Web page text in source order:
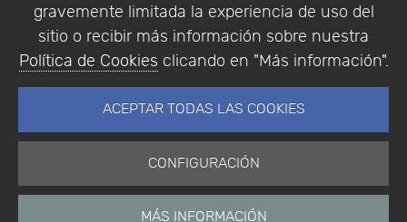
gravemente limitada la experiencia de uso del
sitio o recibir más información sobre nuestra
Política de Cookies clicando en "Más información".
ACEPTAR TODAS LAS COOKIES
CONFIGURACIÓN
MÁS INFORMACIÓN
Empresa|Aviso Legal| Política de Privacidad |
Política de Cookies
© Copyright 1994 - 2026. Addlink Software
Científico, S.L.
Portugal.